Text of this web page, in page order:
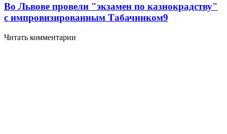
Во Львове провели "экзамен по казнокрадству"
с импровизированным Табачником9
Читать комментарии